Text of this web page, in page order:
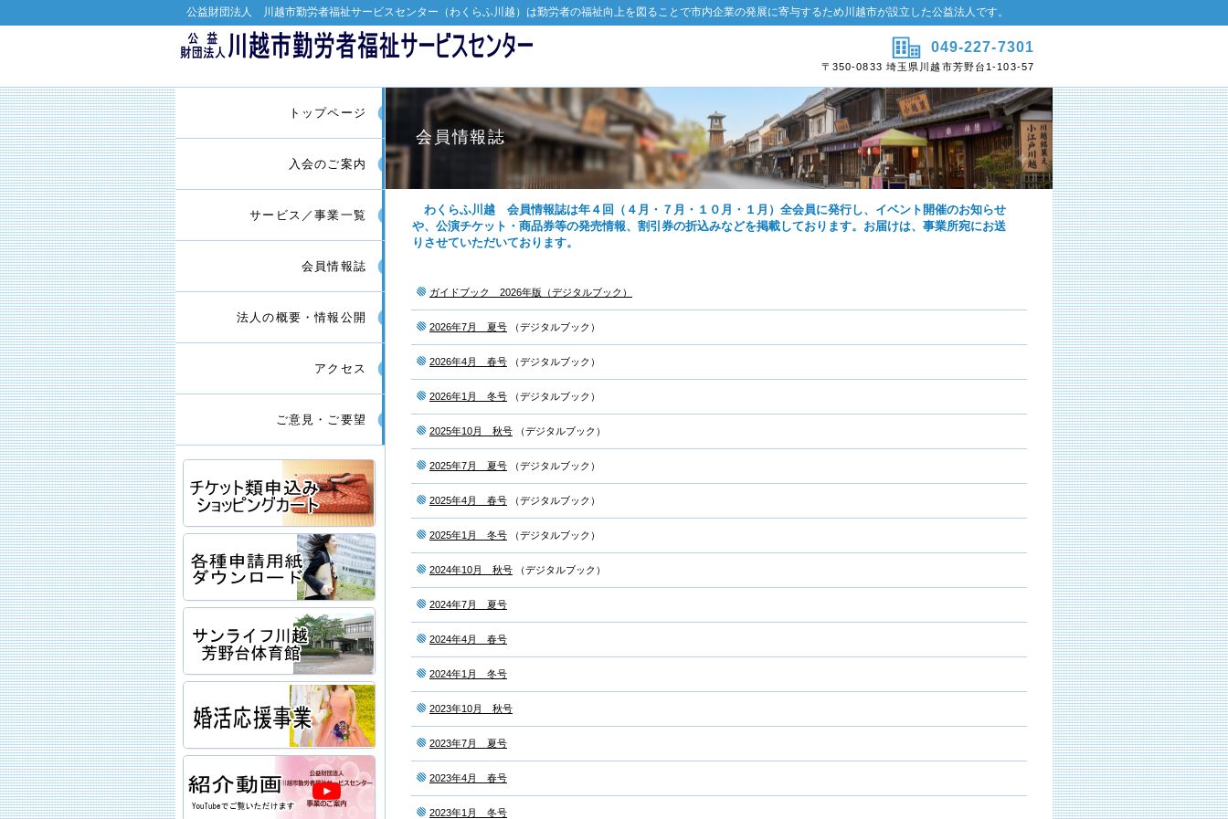
公益財団法人 川越市勤労者福祉サービスセンター（わくらふ川越）は勤労者の福祉向上を図ることで市内企業の発展に寄与するため川越市が設立した公益法人です。
049-227-7301
〒350-0833 埼玉県川越市芳野台1-103-57
会員情報誌
わくらふ川越 会員情報誌は年４回（４月・７月・１０月・１月）全会員に発行し、イベント開催のお知らせ
や、公演チケット・商品券等の発売情報、割引券の折込みなどを掲載しております。お届けは、事業所宛にお送
りさせていただいております。
ガイドブック 2026年版（デジタルブック）
2026年7月 夏号 （デジタルブック）
2026年4月 春号 （デジタルブック）
2026年1月 冬号 （デジタルブック）
2025年10月 秋号 （デジタルブック）
2025年7月 夏号 （デジタルブック）
2025年4月 春号 （デジタルブック）
2025年1月 冬号 （デジタルブック）
2024年10月 秋号 （デジタルブック）
2024年7月 夏号
2024年4月 春号
2024年1月 冬号
2023年10月 秋号
2023年7月 夏号
2023年4月 春号
2023年1月 冬号
トップページ
入会のご案内
サービス／事業一覧
会員情報誌
法人の概要・情報公開
アクセス
ご意見・ご要望